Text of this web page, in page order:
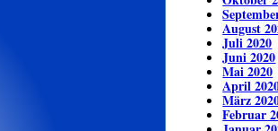
August
Juli 2020
Juni 2020
Mai 2020
April
März
Februar